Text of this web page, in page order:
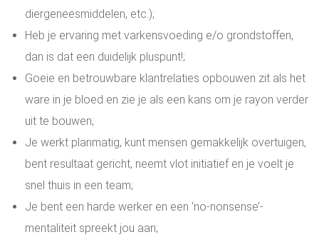
diergeneesmiddelen, etc.);
Heb je ervaring met varkensvoeding e/o grondstoffen,
dan is dat een duidelijk pluspunt!;
Goeie en betrouwbare klantrelaties opbouwen zit als het
ware in je bloed en zie je als een kans om je rayon verder
uit te bouwen;
Je werkt planmatig, kunt mensen gemakkelijk overtuigen,
bent resultaat gericht, neemt vlot initiatief en je voelt je
snel thuis in een team;
Je bent een harde werker en een ‘no-nonsense’-
mentaliteit spreekt jou aan;